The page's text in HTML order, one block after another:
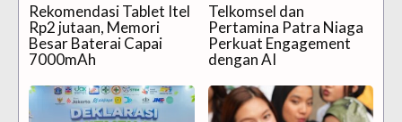
Rekomendasi Tablet Itel
Rp2 jutaan, Memori
Besar Baterai Capai
7000mAh
Telkomsel dan
Pertamina Patra Niaga
Perkuat Engagement
dengan AI